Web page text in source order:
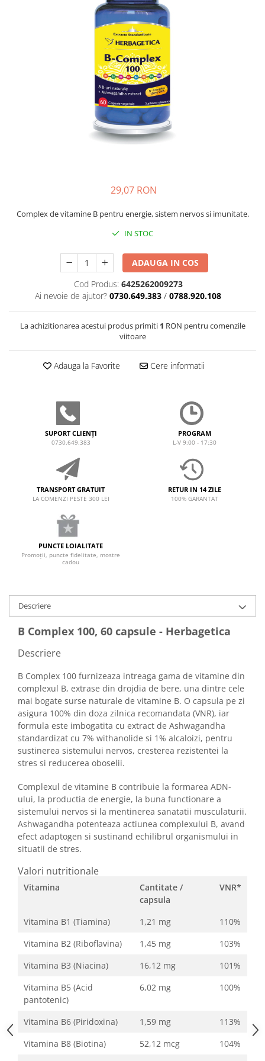
Masti pentru ten si gomaje
Tratamente si seruri pentru ten
Cadite bebe si accesorii baie
Articole igiena dentara copii
Ser fiziologic si comprese sterile
Masti chirurgicale medicale
29,07 RON
Complex de vitamine B pentru energie, sistem nervos si imunitate.
IN STOC
ADAUGA IN COS
Cod Produs: 6425262009273
Ai nevoie de ajutor? 0730.649.383 / 0788.920.108
La achizitionarea acestui produs primiti 1 RON pentru comenzile
viitoare
Adauga la Favorite Cere informatii
SUPORT CLIENȚI
0730.649.383
PROGRAM
L-V 9:00 - 17:30
TRANSPORT GRATUIT
LA COMENZI PESTE 300 LEI
RETUR IN 14 ZILE
100% GARANTAT
PUNCTE LOIALITATE
Promoții, puncte fidelitate, mostre
cadou
Descriere
B Complex 100, 60 capsule - Herbagetica
Descriere
B Complex 100 furnizeaza intreaga gama de vitamine din
complexul B, extrase din drojdia de bere, una dintre cele
mai bogate surse naturale de vitamine B. O capsula pe zi
asigura 100% din doza zilnica recomandata (VNR), iar
formula este imbogatita cu extract de Ashwagandha
standardizat cu 7% withanolide si 1% alcaloizi, pentru
sustinerea sistemului nervos, cresterea rezistentei la
stres si reducerea oboselii.
Complexul de vitamine B contribuie la formarea ADN-
ului, la productia de energie, la buna functionare a
sistemului nervos si la mentinerea sanatatii musculaturii.
Ashwagandha potenteaza actiunea complexului B, avand
efect adaptogen si sustinand echilibrul organismului in
situatii de stres.
Valori nutritionale
Vitamina
Cantitate /
capsula
VNR*
Vitamina B1 (Tiamina) 1,21 mg
110%
Vitamina B2 (Riboflavina)
1,45 mg
103%
Vitamina B3 (Niacina)
16,12 mg
101%
Vitamina B5 (Acid
pantotenic)
6,02 mg 100%
Vitamina B6 (Piridoxina) 1,59 mg
113%
Vitamina B8 (Biotina)
52,12 mcg
104%